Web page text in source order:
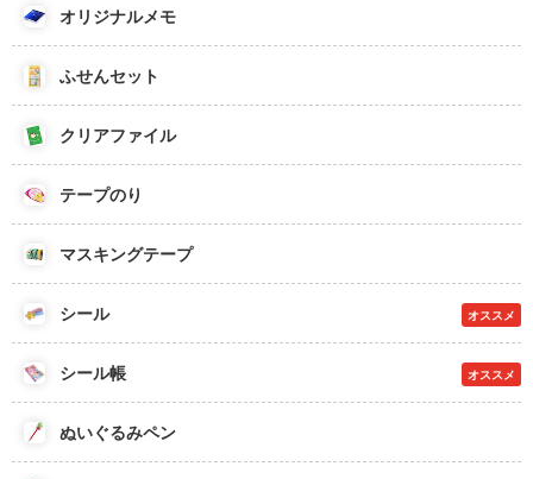
オリジナルメモ
ふせんセット
クリアファイル
テープのり
マスキングテープ
シール オススメ
シール帳 オススメ
ぬいぐるみペン